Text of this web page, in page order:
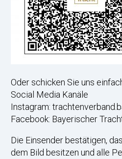
Oder schicken Sie uns
Social Media Kanäle
Instagram:
Facebook: Bayerischer
Die Einsender bestätigen,
dem Bild besitzen und alle